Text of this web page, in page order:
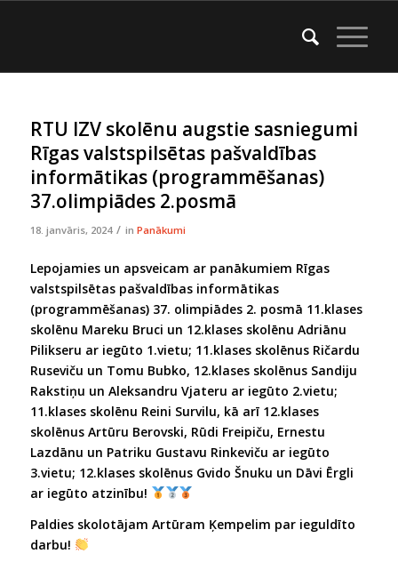
RTU IZV skolēnu augstie sasniegumi
Rīgas valstspilsētas pašvaldības
informātikas (programmēšanas)
37.olimpiādes 2.posmā
18. janvāris, 2024 / in Panākumi
Lepojamies un apsveicam ar panākumiem Rīgas
valstspilsētas pašvaldības informātikas
(programmēšanas) 37. olimpiādes 2. posmā 11.klases
skolēnu Mareku Bruci un 12.klases skolēnu Adriānu
Pilikseru ar iegūto 1.vietu; 11.klases skolēnus Ričardu
Ruseviču un Tomu Bubko, 12.klases skolēnus Sandiju
Rakstiņu un Aleksandru Vjateru ar iegūto 2.vietu;
11.klases skolēnu Reini Survilu, kā arī 12.klases
skolēnus Artūru Berovski, Rūdi Freipiču, Ernestu
Lazdānu un Patriku Gustavu Rinkeviču ar iegūto
3.vietu; 12.klases skolēnus Gvido Šnuku un Dāvi Ērgli
ar iegūto atzinību!
Paldies skolotājam Artūram Ķempelim par ieguldīto
darbu!